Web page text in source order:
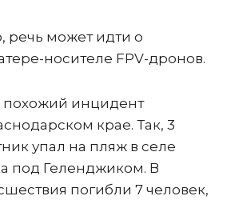
речь может идти о
носителе FPV-дронов.
похожий инцидент
крае. Так, 3
упал на пляж в селе
под Геленджиком. В
погибли 7 человек,